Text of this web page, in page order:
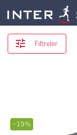
Filtreler
-19%